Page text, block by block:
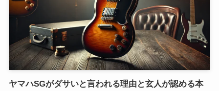
ヤマハSGがダサいと言われる理由と玄人が認める本